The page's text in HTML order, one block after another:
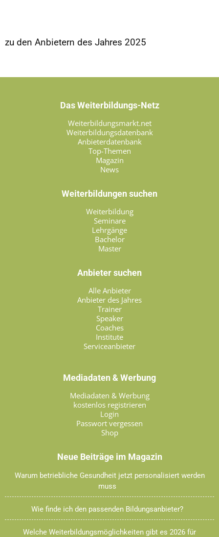
zu den Anbietern des Jahres 2025
Das Weiterbildungs-Netz
Weiterbildungsmarkt.net
Weiterbildungsdatenbank
Anbieterdatenbank
Top-Themen
Magazin
News
Weiterbildungen suchen
Weiterbildung
Seminare
Lehrgänge
Bachelor
Master
Anbieter suchen
Alle Anbieter
Anbieter des Jahres
Trainer
Speaker
Coaches
Institute
Serviceanbieter
Mediadaten & Werbung
Mediadaten & Werbung
kostenlos registrieren
Login
Passwort vergessen
Shop
Neue Beiträge im Magazin
Warum betriebliche Gesundheit jetzt personalisiert werden
muss
Wie finde ich den passenden Bildungsanbieter?
Welche Weiterbildungsmöglichkeiten gibt es 2026 für